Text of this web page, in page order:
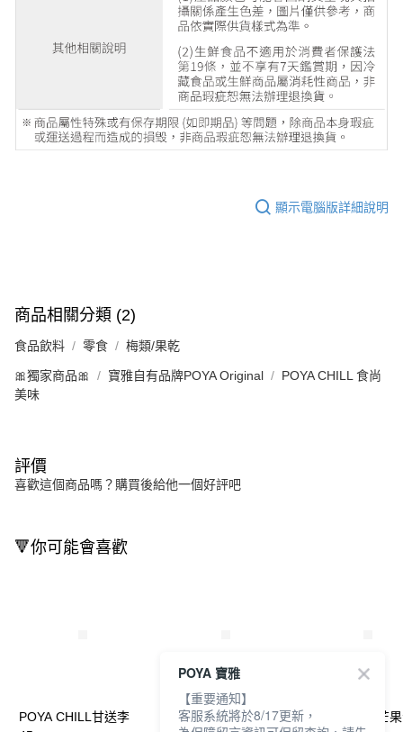
顯示電腦版詳細說明
商品相關分類 (2)
食品飲料 零食 梅類/果乾
🎀獨家商品🎀 寶雅自有品牌POYA Original
POYA CHILL 食尚
美味
評價
喜歡這個商品嗎？購買後給他一個好評吧
🔻你可能會喜歡
POYA CHILL甘送李
POYA CHILL仙楂味話
POYA CHILL芒
POYA 寶雅
【重要通知】
客服系統將於8/17更新，